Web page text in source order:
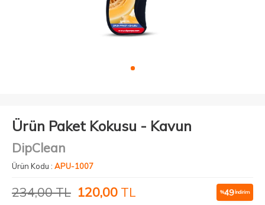
Ürün Paket Kokusu - Kavun
DipClean
Ürün Kodu : APU-1007
234,00TL 120,00 TL %49İndirim